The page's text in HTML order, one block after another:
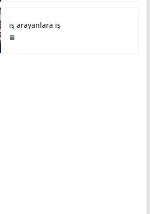
iş arayanlara iş